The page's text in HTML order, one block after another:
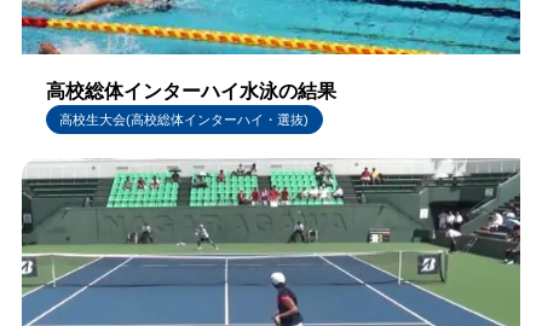
高校総体インターハイ水泳の結果
高校生大会(高校総体インターハイ・選抜)